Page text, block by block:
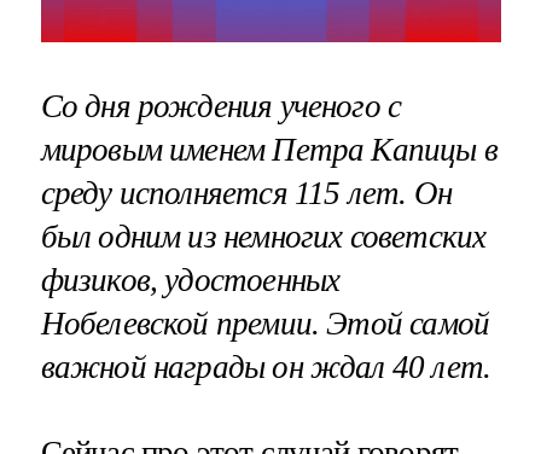
Со дня рождения ученого с
мировым именем Петра Капицы в
среду исполняется 115 лет. Он
был одним из немногих советских
физиков, удостоенных
Нобелевской премии. Этой самой
важной награды он ждал 40 лет.